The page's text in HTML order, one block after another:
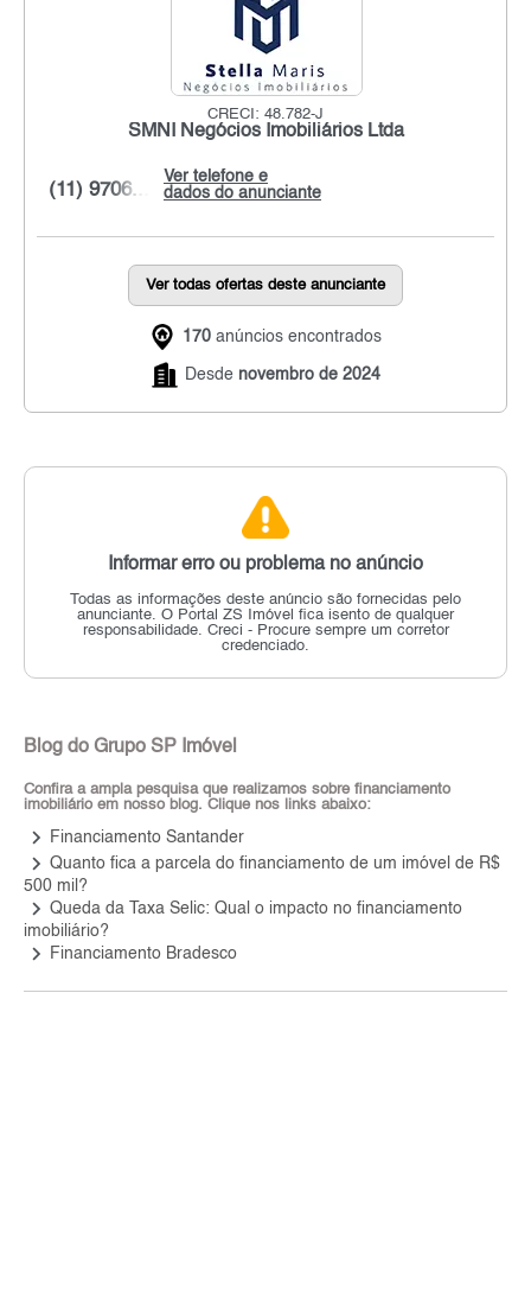
CRECI: 48.782-J
SMNI Negócios Imobiliários Ltda
Ver telefone e
dados do anunciante
(11) 9706...
Ver todas ofertas deste anunciante
170 anúncios encontrados
Desde novembro de 2024
Informar erro ou problema no anúncio
Todas as informações deste anúncio são fornecidas pelo
anunciante. O Portal ZS Imóvel fica isento de qualquer
responsabilidade. Creci - Procure sempre um corretor
credenciado.
Blog do Grupo SP Imóvel
Confira a ampla pesquisa que realizamos sobre financiamento
imobiliário em nosso blog. Clique nos links abaixo:
keyboard_arrow_right Financiamento Santander
keyboard_arrow_right Quanto fica a parcela do financiamento de um imóvel de R$
500 mil?
keyboard_arrow_right Queda da Taxa Selic: Qual o impacto no financiamento
imobiliário?
keyboard_arrow_right Financiamento Bradesco